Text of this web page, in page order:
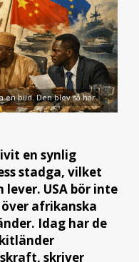
en bild. Den blev så här.
en synlig
stadga, vilket
USA bör inte
afrikanska
Idag har de
skriver